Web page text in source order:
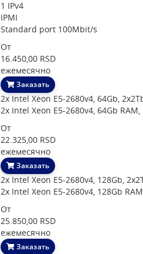
1 IPv4
IPMI
Standard port 100Mbit/s
От
16.450,00 RSD
ежемесячно
Заказать
2x Intel Xeon E5-2680v4, 64Gb,
2x Intel Xeon E5-2680v4, 64Gb RAM,
От
22.325,00 RSD
ежемесячно
Заказать
2x Intel Xeon E5-2680v4, 128Gb,
2x Intel Xeon E5-2680v4, 128Gb
От
25.850,00 RSD
ежемесячно
Заказать